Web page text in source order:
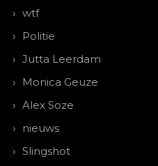
wtf
Politie
Jutta Leerdam
Monica Geuze
Alex Soze
nieuws
Slingshot